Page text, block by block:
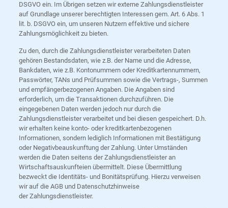
DSGVO ein. Im Übrigen setzen wir externe Zahlungsdienstleister
auf Grundlage unserer berechtigten Interessen gem. Art. 6 Abs. 1
lit. b. DSGVO ein, um unseren Nutzern effektive und sichere
Zahlungsmöglichkeit zu bieten.
Zu den, durch die Zahlungsdienstleister verarbeiteten Daten
gehören Bestandsdaten, wie z.B. der Name und die Adresse,
Bankdaten, wie z.B. Kontonummern oder Kreditkartennummern,
Passwörter, TANs und Prüfsummen sowie die Vertrags-, Summen
und empfängerbezogenen Angaben. Die Angaben sind
erforderlich, um die Transaktionen durchzuführen. Die
eingegebenen Daten werden jedoch nur durch die
Zahlungsdienstleister verarbeitet und bei diesen gespeichert. D.h.
wir erhalten keine konto- oder kreditkartenbezogenen
Informationen, sondern lediglich Informationen mit Bestätigung
oder Negativbeauskunftung der Zahlung. Unter Umständen
werden die Daten seitens der Zahlungsdienstleister an
Wirtschaftsauskunfteien übermittelt. Diese Übermittlung
bezweckt die Identitäts- und Bonitätsprüfung. Hierzu verweisen
wir auf die AGB und Datenschutzhinweise
der Zahlungsdienstleister.